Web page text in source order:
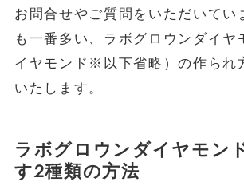
お問合せやご質問をいただいてい
も一番多い、ラボグロウンダイヤ
イヤモンド※以下省略）の作られ
いたします。
ラボグロウンダイヤモン
す2種類の方法